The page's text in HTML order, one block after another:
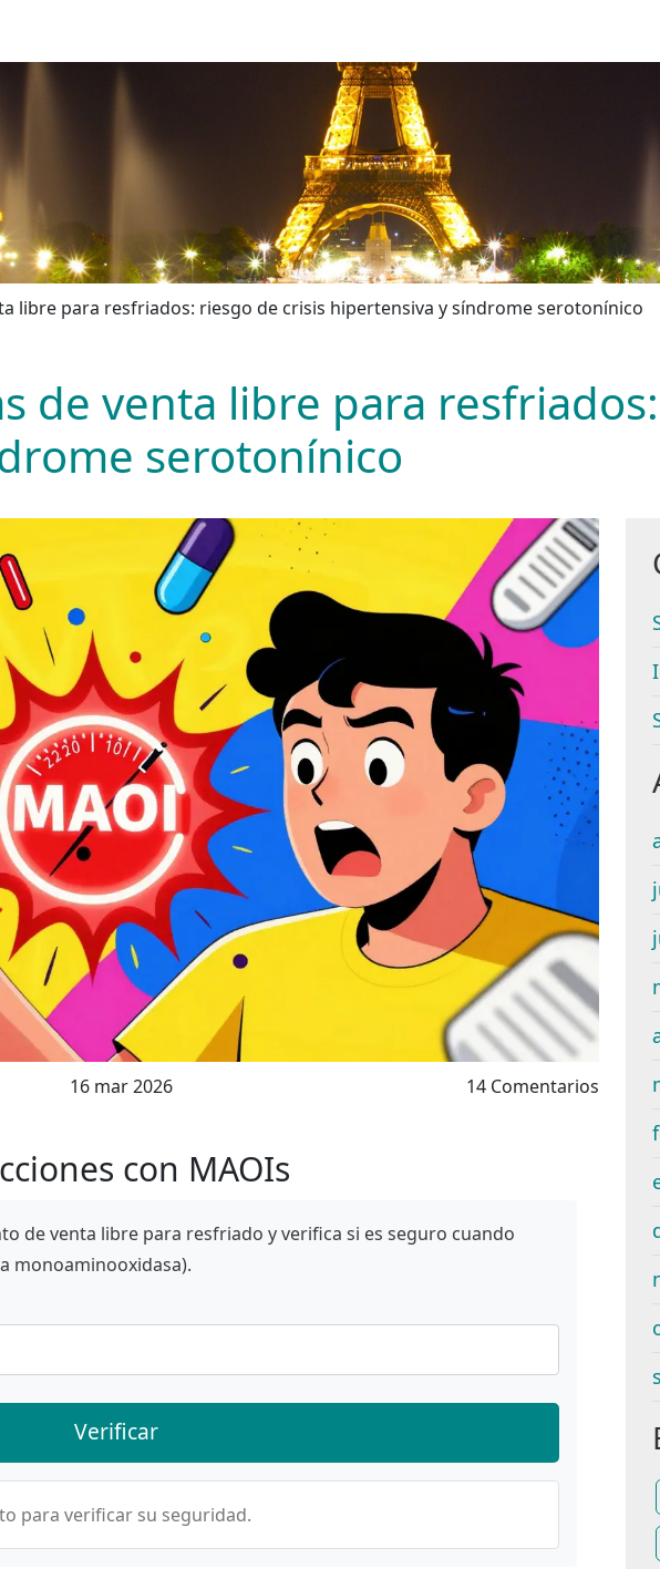
libre para resfriados: riesgo de crisis hipertensiva y síndrome serotonínico
de venta libre para
serotonínico
16 mar 2026 14 Comentarios
con MAOIs
de venta libre para resfriado y verifica si es seguro cuando
monoaminooxidasa).
Verificar
para verificar su seguridad.